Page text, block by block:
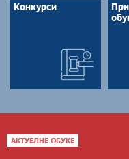
Конкурси
АКТУЕЛНЕ ОБУКЕ